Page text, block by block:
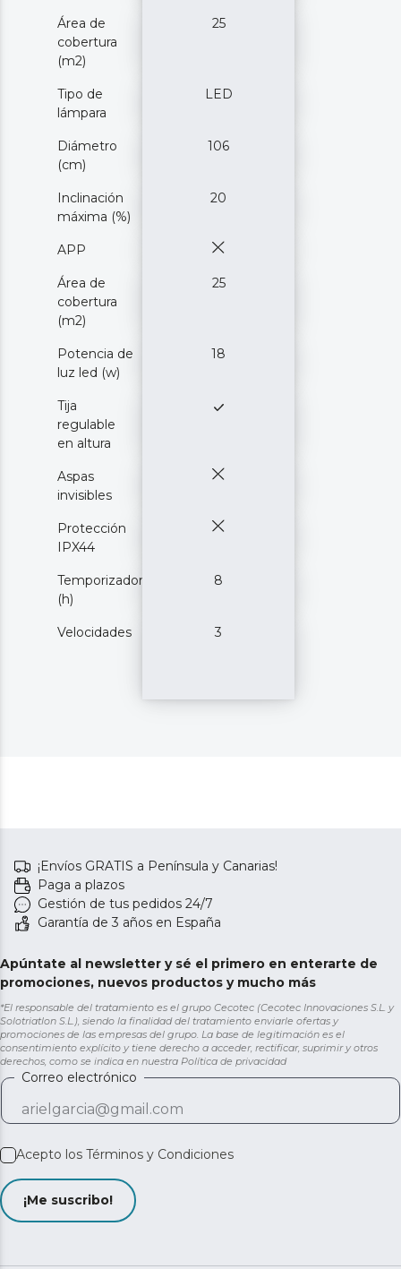
Área de
cobertura
(m2)
25
Tipo de
lámpara
LED
Diámetro
(cm)
106
Inclinación
máxima (%)
20
APP
Área de
cobertura
(m2)
25
Potencia de
luz led (w)
18
Tija
regulable
en altura
Aspas
invisibles
Protección
IPX44
Temporizador
(h)
8
Velocidades 3
¡Envíos GRATIS a Península y Canarias!
Paga a plazos
Gestión de tus pedidos 24/7
Garantía de 3 años en España
Apúntate al newsletter y sé el primero en enterarte de
promociones, nuevos productos y mucho más
*El responsable del tratamiento es el grupo Cecotec (Cecotec Innovaciones S.L. y
Solotriatlon S.L.), siendo la finalidad del tratamiento enviarle ofertas y
promociones de las empresas del grupo. La base de legitimación es el
consentimiento explícito y tiene derecho a acceder, rectificar, suprimir y otros
derechos, como se indica en nuestra Política de privacidad
Correo electrónico
Acepto los Términos y Condiciones
¡Me suscribo!